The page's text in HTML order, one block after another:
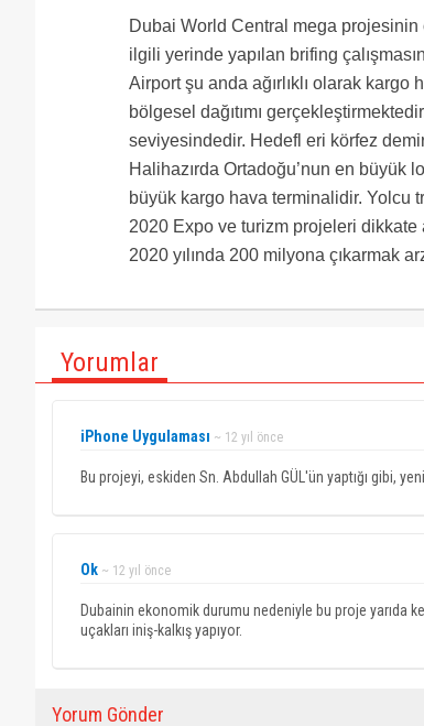
Dubai World Central mega
ilgili yerinde yapılan brifing
Airport şu anda ağırlıklı olarak
bölgesel dağıtımı
seviyesindedir. Hedefl eri körfez
Halihazırda Ortadoğu’nun en büyük
büyük kargo hava terminalidir. Yolcu
2020 Expo ve turizm projeleri dikkate
2020 yılında 200 milyona çıkarmak
Yorumlar
iPhone Uygulaması ~ 12 yıl önce
Bu projeyi, eskiden Sn. Abdullah GÜL'ün yaptığı gibi,
Ok ~ 12 yıl önce
Dubainin ekonomik durumu nedeniyle bu proje yarıda
uçakları iniş-kalkış yapıyor.
Yorum Gönder